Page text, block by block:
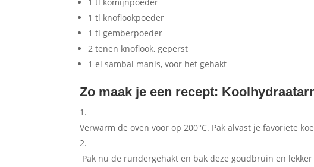
1 tl knoflookpoeder
1 tl gemberpoeder
2 tenen knoflook, geperst
1 el sambal manis, voor het gehakt
Zo maak je een recept:
Verwarm de oven voor op 200°C. Pak alvast je favoriete
Pak nu de rundergehakt en bak deze goudbruin en